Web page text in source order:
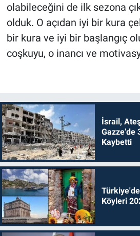
olabileceğini de ilk sezona
olduk. O açıdan iyi bir kura
bir kura ve iyi bir başlangıç
coşkuyu, o inancı ve
İsrail,
Gazze’de
Kaybetti
Köyleri